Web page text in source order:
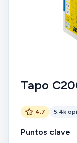
Tapo
4.7 5.4k
Puntos clave